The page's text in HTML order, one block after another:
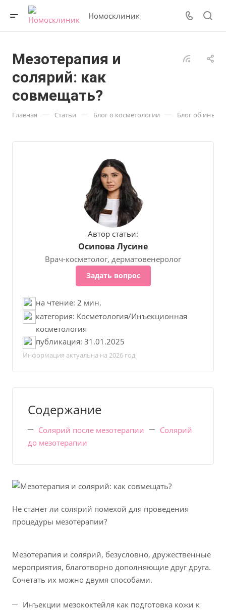
Номосклиник
Мезотерапия и
солярий: как
совмещать?
Главная — Статьи — Блог о косметологии — Блог об
Автор статьи:
Осипова Лусине
Врач-косметолог, дерматовенеролог
Задать вопрос
на чтение: 2 мин.
категория: Косметология/Инъекционная
косметология
публикация: 31.01.2025
Информация актуальна на 2026 год
Содержание
Солярий после мезотерапии
Солярий
до мезотерапии
Не станет ли солярий помехой для проведения
процедуры мезотерапии?
Мезотерапия и солярий, безусловно, дружественные
мероприятия, благотворно дополняющие друг друга.
Сочетать их можно двумя способами.
Инъекции мезококтейля как подготовка кожи к